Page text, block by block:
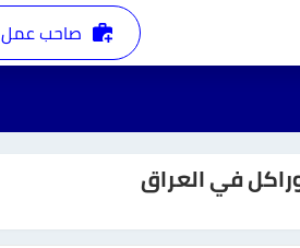
صاحب عمل
في العراق